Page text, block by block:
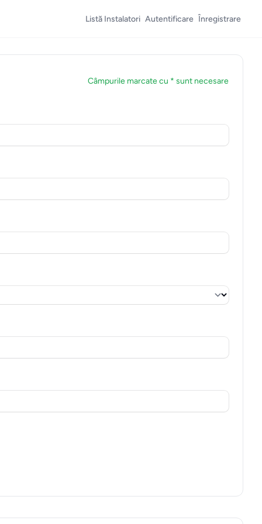
Listă Instalatori Autentificare Înregistrare
Câmpurile marcate cu * sunt necesare